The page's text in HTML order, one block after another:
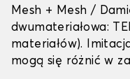
Mesh + Mesh /
dwumateriałowa:
materiałów).
mogą się różnić w